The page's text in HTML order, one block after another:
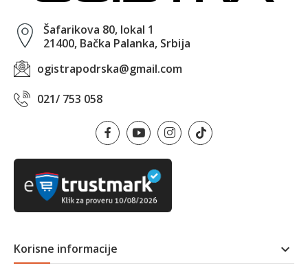
Šafarikova 80, lokal 1
21400, Bačka Palanka, Srbija
ogistrapodrska@gmail.com
021/ 753 058
Korisne informacije 